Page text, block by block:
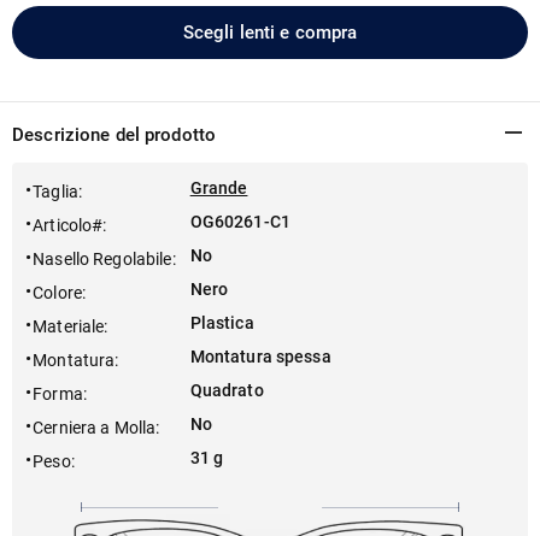
Scegli lenti e compra
Descrizione del prodotto
Taglia:
Grande
Articolo#:
OG60261-C1
Nasello Regolabile:
No
Colore:
Nero
Materiale:
Plastica
Montatura:
Montatura spessa
Forma:
Quadrato
Cerniera a Molla:
No
Peso: 31 g